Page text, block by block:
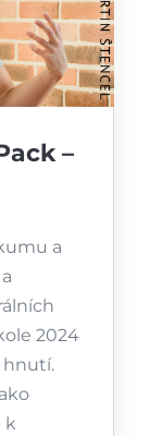
–
a
2024
hnutí.
k